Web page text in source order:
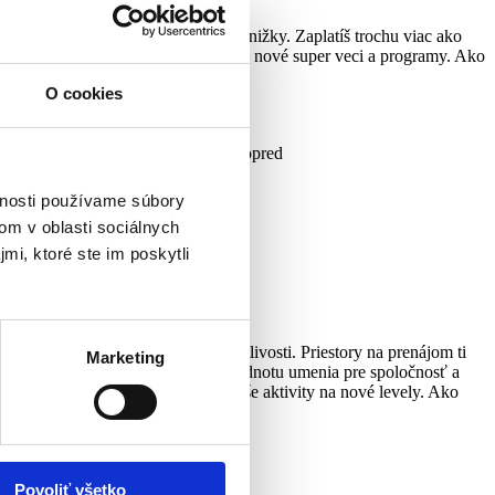
O cookies
používame súbory
v oblasti sociálnych
ktoré ste im poskytli
Marketing
Povoliť všetko
o teba starajú, dostávaš výhody, knižky. Zaplatíš trochu viac ako
galéria ďalej prosperovať a tvoriť nové super veci a programy. Ako
pozvánkami a ponukami kurzov vopred
galérii a dostane sa ti extra starostlivosti. Priestory na prenájom ti
možno si odtiaľ alebo veríš v hodnotu umenia pre spoločnosť a
ako ty budeme môcť rozvíjať naše aktivity na nové levely. Ako
zdarma